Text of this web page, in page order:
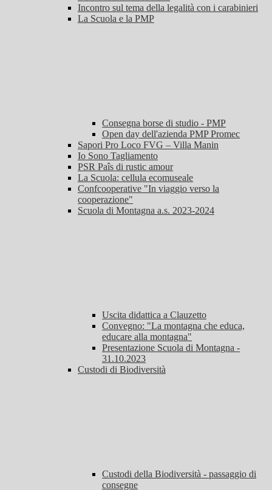
Incontro sul tema della legalità con i carabinieri
La Scuola e la PMP
Consegna borse di studio - PMP
Open day dell'azienda PMP Promec
Sapori Pro Loco FVG – Villa Manin
Io Sono Tagliamento
PSR Paîs di rustic amour
La Scuola: cellula ecomuseale
Confcooperative "In viaggio verso la
cooperazione"
Scuola di Montagna a.s. 2023-2024
Uscita didattica a Clauzetto
Convegno: "La montagna che educa,
educare alla montagna"
Presentazione Scuola di Montagna -
31.10.2023
Custodi di Biodiversità
Custodi della Biodiversità - passaggio di
consegne